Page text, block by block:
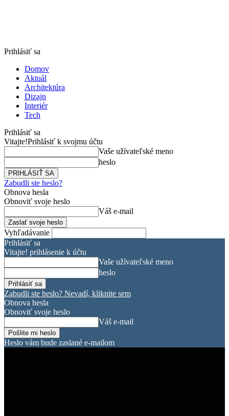
Prihlásiť sa
Domov
Aktuál
Architektúra
Dizajn
Interiér
Tech
Prihlásiť sa
Vitajte!Prihlásiť k svojmu účtu
Vaše užívateľské meno
heslo
Zabudli ste heslo?
Obnova hesla
Obnoviť svoje heslo
Váš e-mail
Vyhľadávanie
Prihlásiť sa
Vitajte! prihlásenie k účtu
Vaše užívateľské meno
heslo
Zabudli ste heslo? Nevadí, kliknite sem
Obnova hesla
Obnoviť svoje heslo
Váš e-mail
Heslo vám bude zaslané e-mailom